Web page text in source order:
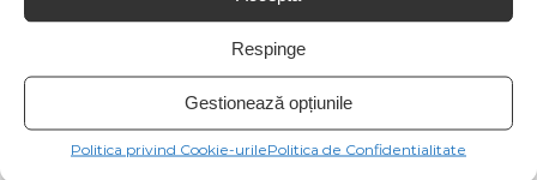
Respinge
Gestionează opțiunile
Politica privind Cookie-urilePolitica de Confidentialitate